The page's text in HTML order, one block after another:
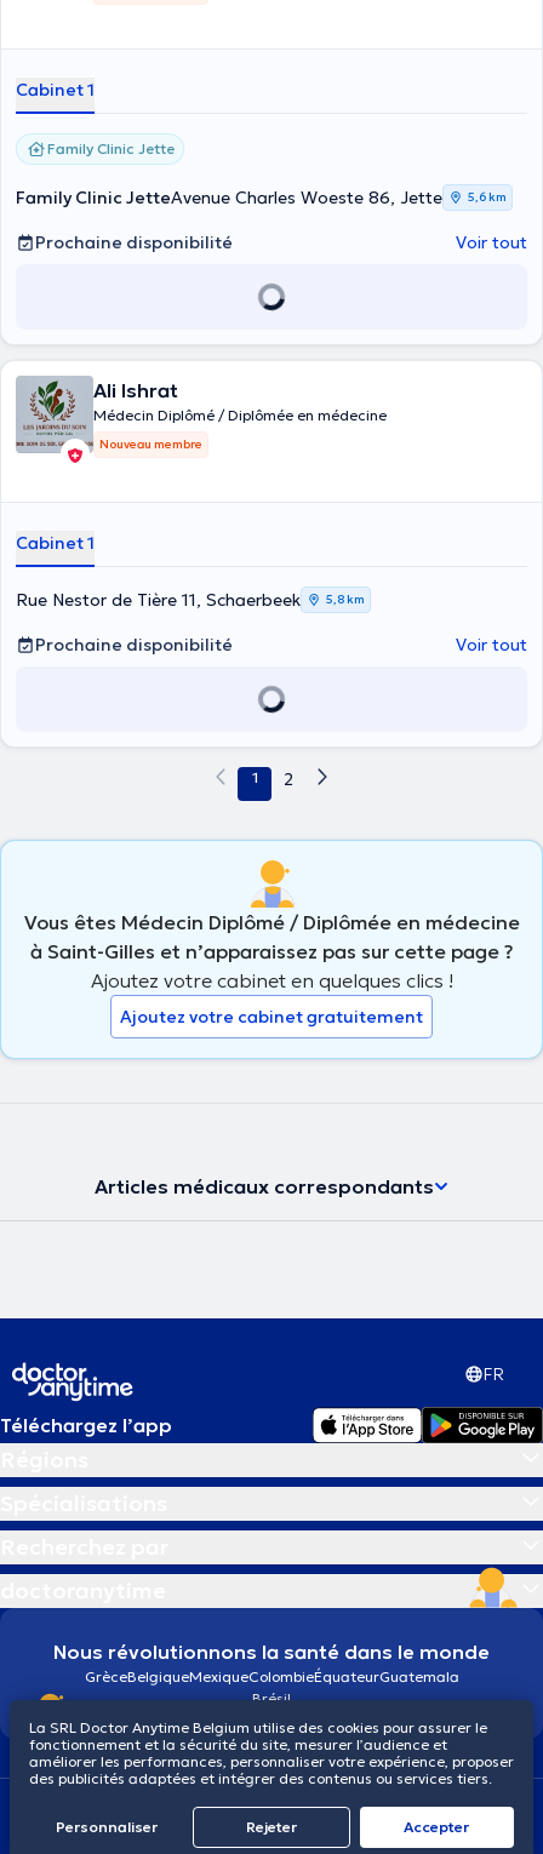
Cabinet 1
Family Clinic Jette
Family Clinic JetteAvenue Charles Woeste 86, Jette 5,6 km
Prochaine disponibilité Voir tout
Ali Ishrat
Médecin Diplômé / Diplômée en médecine
Nouveau membre
Cabinet 1
Rue Nestor de Tière 11, Schaerbeek 5,8 km
Prochaine disponibilité Voir tout
1 2
Vous êtes Médecin Diplômé / Diplômée en médecine
à Saint-Gilles et n’apparaissez pas sur cette page ?
Ajoutez votre cabinet en quelques clics !
Ajoutez votre cabinet gratuitement
Articles médicaux correspondants
FR
Téléchargez l’app
Nous révolutionnons la santé dans le monde
GrèceBelgiqueMexiqueColombieÉquateurGuatemala
Brésil
Conditions généralesCookiesPolitique de confidentialité
© 2026 doctoranytime
La SRL Doctor Anytime Belgium utilise des cookies pour assurer le
fonctionnement et la sécurité du site, mesurer l’audience et
améliorer les performances, personnaliser votre expérience, proposer
des publicités adaptées et intégrer des contenus ou services tiers.
Personnaliser Rejeter Αccepter